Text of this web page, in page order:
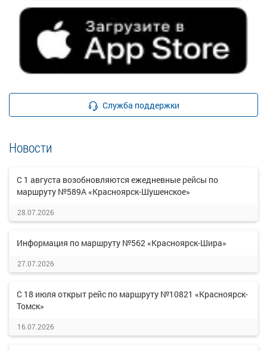
Служба поддержки
Новости
С 1 августа возобновляются ежедневные рейсы по
маршруту №589А «Красноярск-Шушенское»
28.07.2026
Информация по маршруту №562 «Красноярск-Шира»
27.07.2026
С 18 июля открыт рейс по маршруту №10821 «Красноярск-
Томск»
16.07.2026